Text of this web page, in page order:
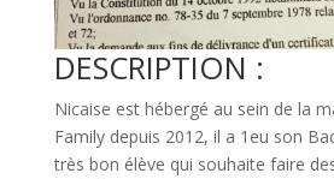
DESCRIPTION :
Nicaise est hébergé au sein de la
Family depuis 2012, il a 1eu son
très bon élève qui souhaite faire